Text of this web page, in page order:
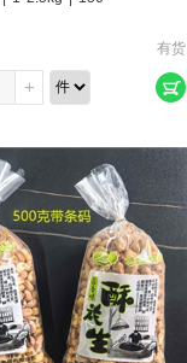
有货
+